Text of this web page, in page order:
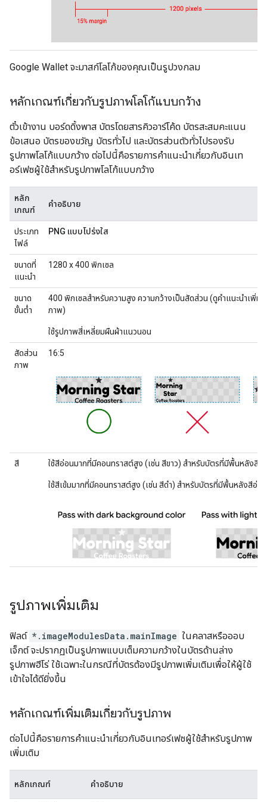
Google Wallet จะมาสก์โลโก้ของคุณเป็นรูปวงกลม
หลักเกณฑ์เกี่ยวกับรูปภาพโลโก้แบบกว้าง
ตั๋วเข้างาน บอร์ดดิ้งพาส บัตรโดยสารคิวอาร์โค้ด บัตรสะสมคะแนน
ข้อเสนอ บัตรของขวัญ บัตรทั่วไป และบัตรส่วนตัวทั่วไปรองรับ
รูปภาพโลโก้แบบกว้าง ต่อไปนี้คือรายการคำแนะนำเกี่ยวกับอินเท
อร์เฟซผู้ใช้สำหรับรูปภาพโลโก้แบบกว้าง
หลัก
เกณฑ์
คำอธิบาย
ประเภท
ไฟล์
PNG แบบโปร่งใส
ขนาดที่
แนะนำ
1280 x 400 พิกเซล
ขนาด
ขั้นต่ำ
400 พิกเซลสำหรับความสูง ความกว้างเป็นสัดส่วน (ดูคำแนะนำเพิ่ม
ภาพ)
ใช้รูปภาพสี่เหลี่ยมผืนผ้าแนวนอน
สัดส่วน
ภาพ
16:5
สี ใช้สีอ่อนมากที่มีคอนทราสต์สูง (เช่น สีขาว) สำหรับบัตรที่มีพื้นหลังสีเ
ใช้สีเข้มมากที่มีคอนทราสต์สูง (เช่น สีดำ) สำหรับบัตรที่มีพื้นหลังสีอ่อน
รูปภาพเพิ่มเติม
ฟิลด์ *.imageModulesData.mainImage ในคลาสหรือออบ
เจ็กต์ จะปรากฏเป็นรูปภาพแบบเต็มความกว้างในบัตรด้านล่าง
รูปภาพฮีโร่ ใช้เฉพาะในกรณีที่บัตรต้องมีรูปภาพเพิ่มเติมเพื่อให้ผู้ใช้
เข้าใจได้ดียิ่งขึ้น
หลักเกณฑ์เพิ่มเติมเกี่ยวกับรูปภาพ
ต่อไปนี้คือรายการคำแนะนำเกี่ยวกับอินเทอร์เฟซผู้ใช้สำหรับรูปภาพ
เพิ่มเติม
หลักเกณฑ์ คำอธิบาย